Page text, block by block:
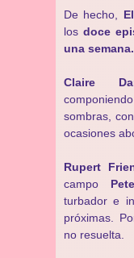
De hecho,
losdoce
una semana.
Claire
sombras,
ocasiones
Rupert
campo
turbador e
próximas.
no resuelta.